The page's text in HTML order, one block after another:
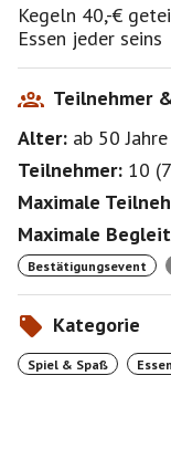
Kegeln 40,-€
Essen jeder seins
Teilnehmer
Alter: ab 50Jahre
Teilnehmer: 10 (
Maximale
Maximale
Bestätigungsevent
Kategorie
Spiel & Spaß